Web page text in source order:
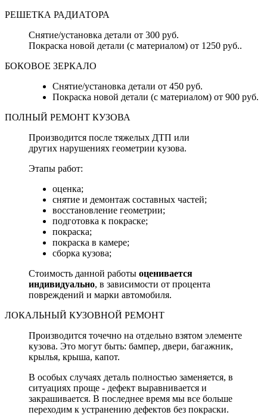
РЕШЕТКА РАДИАТОРА
Снятие/установка детали от 300 руб.
Покраска новой детали (с материалом) от 1250 руб..
БОКОВОЕ ЗЕРКАЛО
Снятие/установка детали от 450 руб.
Покраска новой детали (с материалом) от 900 руб.
ПОЛНЫЙ РЕМОНТ КУЗОВА
Производится после тяжелых ДТП или
других нарушениях геометрии кузова.
Этапы работ:
оценка;
снятие и демонтаж составных частей;
восстановление геометрии;
подготовка к покраске;
покраска;
покраска в камере;
сборка кузова;
Стоимость данной работы оценивается
индивидуально, в зависимости от процента
повреждений и марки автомобиля.
ЛОКАЛЬНЫЙ КУЗОВНОЙ РЕМОНТ
Производится точечно на отдельно взятом элементе
кузова. Это могут быть: бампер, двери, багажник,
крылья, крыша, капот.
В особых случаях деталь полностью заменяется, в
ситуациях проще - дефект выравнивается и
закрашивается. В последнее время мы все больше
переходим к устранению дефектов без покраски.